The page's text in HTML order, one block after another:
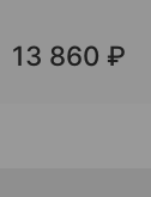
13 860 ₽